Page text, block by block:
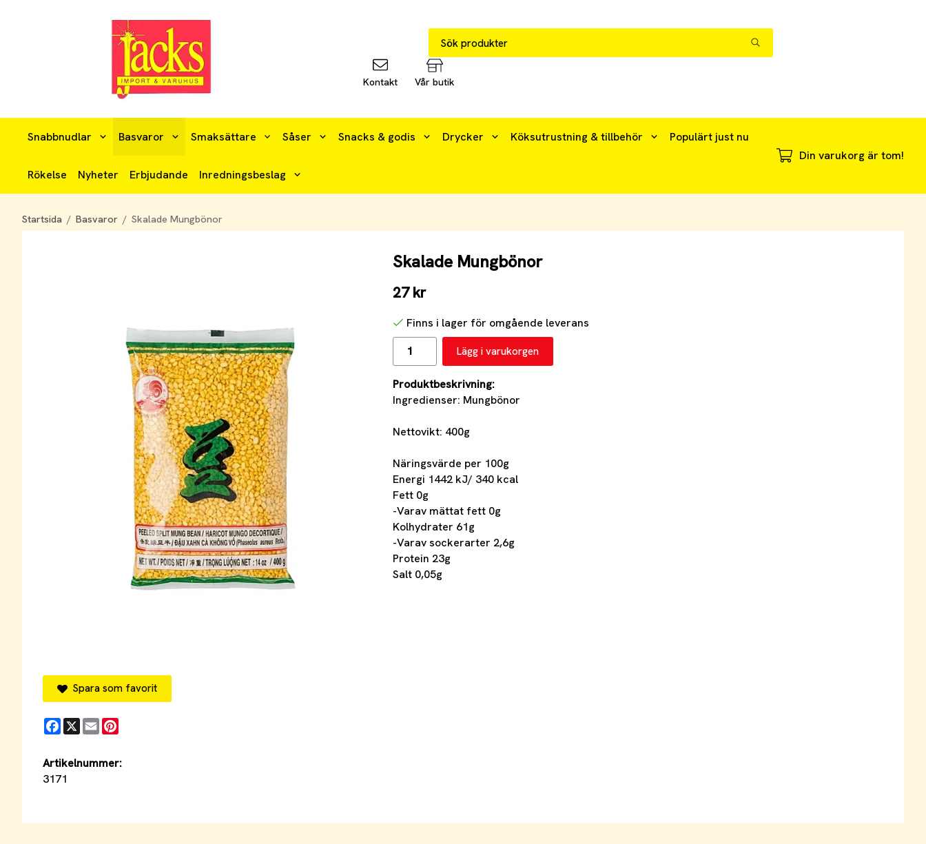
Kontakt Vår butik
Snabbnudlar Basvaror Smaksättare Såser Snacks & godis Drycker Köksutrustning & tillbehör Populärt just nu
Rökelse Nyheter Erbjudande Inredningsbeslag
Din varukorg är tom!
Startsida / Basvaror / Skalade Mungbönor
Skalade Mungbönor
27 kr
Finns i lager för omgående leverans
Lägg i varukorgen
Produktbeskrivning:
Ingredienser: Mungbönor
Nettovikt: 400g
Näringsvärde per 100g
Energi 1442 kJ/ 340 kcal
Fett 0g
-Varav mättat fett 0g
Kolhydrater 61g
-Varav sockerarter 2,6g
Protein 23g
Salt 0,05g
Spara som favorit
Facebook
X Email
Artikelnummer:
3171